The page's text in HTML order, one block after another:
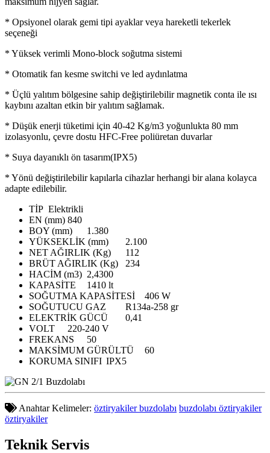
* Opsiyonel olarak gemi tipi ayaklar veya hareketli tekerlek
seçeneği
* Yüksek verimli Mono-block soğutma sistemi
* Otomatik fan kesme switchi ve led aydınlatma
* Üçlü yalıtım bölgesine sahip değiştirilebilir magnetik conta ile ısı
kaybını azaltan etkin bir yalıtım sağlamak.
* Düşük enerji tüketimi için 40-42 Kg/m3 yoğunlukta 80 mm
izolasyonlu, çevre dostu HFC-Free poliüretan duvarlar
* Suya dayanıklı ön tasarım(IPX5)
* Yönü değiştirilebilir kapılarla cihazlar herhangi bir alana kolayca
adapte edilebilir.
TİP Elektrikli
EN (mm) 840
BOY (mm)
1.380
YÜKSEKLİK (mm)
2.100
NET AĞIRLIK (Kg)
112
BRÜT AĞIRLIK (Kg)
234
HACİM (m3) 2,4300
KAPASİTE
1410 lt
SOĞUTMA KAPASİTESİ
406 W
SOĞUTUCU GAZ
R134a-258 gr
ELEKTRİK GÜCÜ
0,41
VOLT
220-240 V
FREKANS
50
MAKSİMUM GÜRÜLTÜ
60
KORUMA SINIFI IPX5
Anahtar Kelimeler: öztiryakiler buzdolabı buzdolabı öztiryakiler
öztiryakiler
Teknik Servis